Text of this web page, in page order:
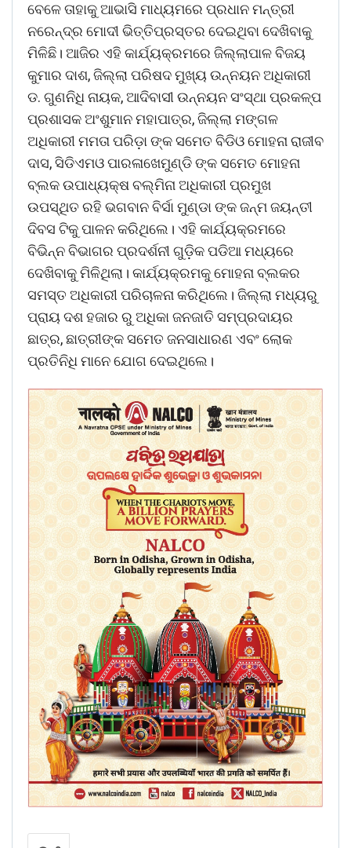
ବେଳେ ତାହାକୁ ଆଭାସି ମାଧ୍ୟମରେ ପ୍ରଧାନ ମନ୍ତ୍ରୀ
ନରେନ୍ଦ୍ର ମୋଦୀ ଭିତ୍ତିପ୍ରସ୍ତର ଦେଇଥିବା ଦେଖିବାକୁ
ମିଳିଛି। ଆଜିର ଏହି କାର୍ଯ୍ୟକ୍ରମରେ ଜିଲ୍ଲାପାଳ ବିଜୟ
କୁମାର ଦାଶ, ଜିଲ୍ଲା ପରିଷଦ ମୁଖ୍ୟ ଉନ୍ନୟନ ଅଧିକାରୀ
ଡ. ଗୁଣନିଧି ନାୟକ, ଆଦିବାସୀ ଉନ୍ନୟନ ସଂସ୍ଥା ପ୍ରକଳ୍ପ
ପ୍ରଶାସକ ଅଂଶୁମାନ ମହାପାତ୍ର, ଜିଲ୍ଲା ମଙ୍ଗଳ
ଅଧିକାରୀ ମମତା ପରିଡ଼ା ଙ୍କ ସମେତ ବିଡିଓ ମୋହନା ରାଜୀବ
ଦାସ, ସିଡିଏମଓ ପାରଳାଖେମୁଣ୍ଡି ଙ୍କ ସମେତ ମୋହନା
ବ୍ଲକ ଉପାଧ୍ୟକ୍ଷ ବଲ୍ମିନା ଅଧିକାରୀ ପ୍ରମୁଖ
ଉପସ୍ଥିତ ରହି ଭଗବାନ ବିର୍ସା ମୁଣ୍ଡା ଙ୍କ ଜନ୍ମ ଜୟନ୍ତୀ
ଦିବସ ଟିକୁ ପାଳନ କରିଥିଲେ। ଏହି କାର୍ଯ୍ୟକ୍ରମରେ
ବିଭିନ୍ନ ବିଭାଗର ପ୍ରଦର୍ଶନୀ ଗୁଡ଼ିକ ପଡିଆ ମଧ୍ୟରେ
ଦେଖିବାକୁ ମିଳିଥିଲା। କାର୍ଯ୍ୟକ୍ରମକୁ ମୋହନା ବ୍ଲକର
ସମସ୍ତ ଅଧିକାରୀ ପରିଚାଳନା କରିଥିଲେ। ଜିଲ୍ଲା ମଧ୍ୟରୁ
ପ୍ରାୟ ଦଶ ହଜାର ରୁ ଅଧିକା ଜନଜାତି ସମ୍ପ୍ରଦାୟର
ଛାତ୍ର, ଛାତ୍ରୀଙ୍କ ସମେତ ଜନସାଧାରଣ ଏବଂ ଲୋକ
ପ୍ରତିନିଧି ମାନେ ଯୋଗ ଦେଇଥିଲେ।